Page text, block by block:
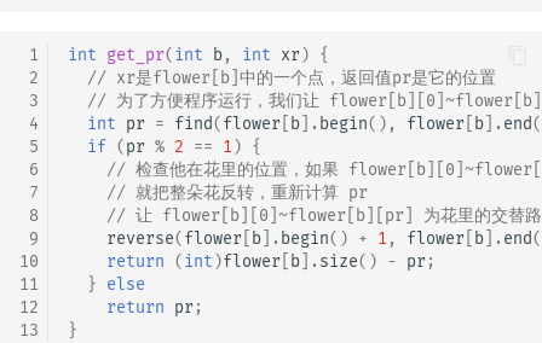
1
2
3
4
5
6
7
8
9
10
11
12
13
int get_pr(int b, int xr) {
// xr是flower[b]中的一个点，返回值pr是它的位置
// 为了方便程序运行，我们让
int pr = find(flower b ]. begin(), flower b ].end
if (pr % 2 == 1) {
// 检查他在花里的位置，如果
// 就把整朵花反转，重新计算 pr
// 让 flower[b][0]~flower[b][pr] 为花里的交替路
reverse(flower b ]. begin() + 1 , flower b ].end
return (int)flower b ].size() - pr;
} else
return pr;
}